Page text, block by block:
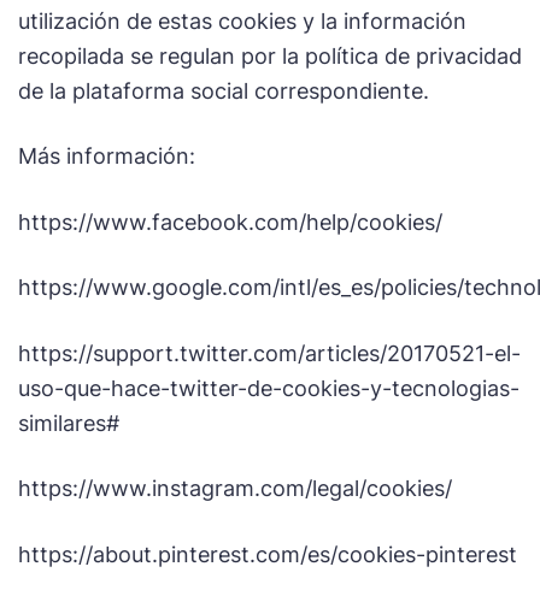
utilización de estas cookies y la información
recopilada se regulan por la política de privacidad
de la plataforma social correspondiente.
Más información:
https://www.facebook.com/help/cookies/
https://www.google.com/intl/es_es/policies/
https://support.twitter.com/articles/20170521-el-
uso-que-hace-twitter-de-cookies-y-tecnologias-
similares#
https://www.instagram.com/legal/cookies/
https://about.pinterest.com/es/cookies-pinterest